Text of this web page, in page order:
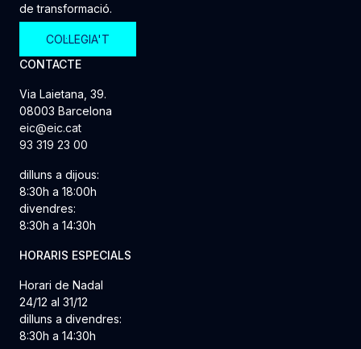
de transformació.
COL·LEGIA'T
CONTACTE
Via Laietana, 39.
08003 Barcelona
eic@eic.cat
93 319 23 00
dilluns a dijous:
8:30h a 18:00h
divendres:
8:30h a 14:30h
HORARIS ESPECIALS
Horari de Nadal
24/12 al 31/12
dilluns a divendres:
8:30h a 14:30h